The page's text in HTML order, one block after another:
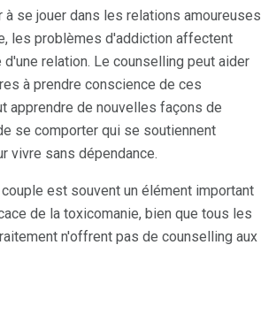
à se jouer dans les relations amoureuses
les problèmes d'addiction affectent
relation. Le counselling peut aider
à prendre conscience de ces
apprendre de nouvelles façons de
se comporter qui se soutiennent
vivre sans dépendance.
est souvent un élément important
de la toxicomanie, bien que tous les
n'offrent pas de counselling aux